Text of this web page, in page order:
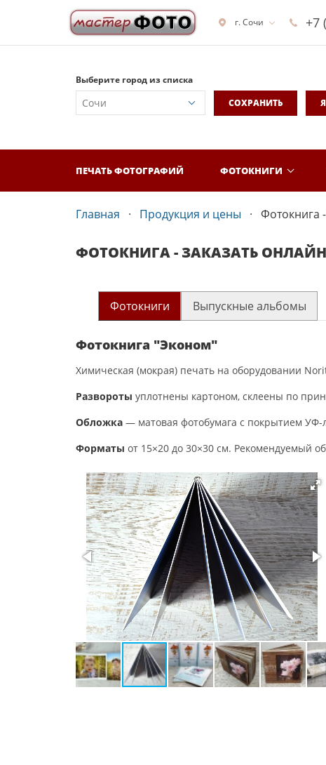
г. Сочи +7
Выберите город из списка
СОХРАНИТЬ
ПЕЧАТЬ ФОТОГРАФИЙ ФОТОКНИГИ
Главная Продукция и цены Фотокнига
ФОТОКНИГА - ЗАКАЗАТЬ ОНЛАЙН
Фотокниги Выпускные альбомы
Фотокнига "Эконом"
Химическая (мокрая) печать на оборудовании
Развороты уплотнены картоном, склеены по
Обложка — матовая фотобумага с покрытием УФ-
Форматы от 15×20 до 30×30 см. Рекомендуемый